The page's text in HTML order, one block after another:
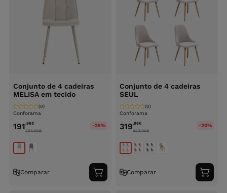
Conjunto de 4 cadeiras
MELISA em tecido
Conforama
(0)
191,96€
255.96€
-25%
Comparar
Adicionar
ao
Conjunto de 4 cadeiras
SEUL
Conforama
(0)
319,96€
423.96€
-20%
Comparar
ao